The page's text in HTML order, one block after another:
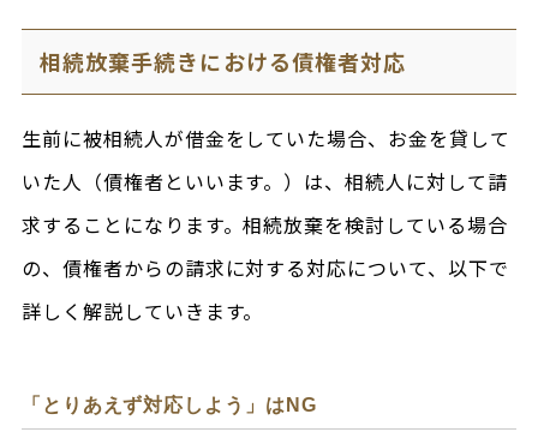
相続放棄手続きにおける債権者対応
生前に被相続人が借金をしていた場合、お金を貸して
いた人（債権者といいます。）は、相続人に対して請
求することになります。相続放棄を検討している場合
の、債権者からの請求に対する対応について、以下で
詳しく解説していきます。
「とりあえず対応しよう」はNG